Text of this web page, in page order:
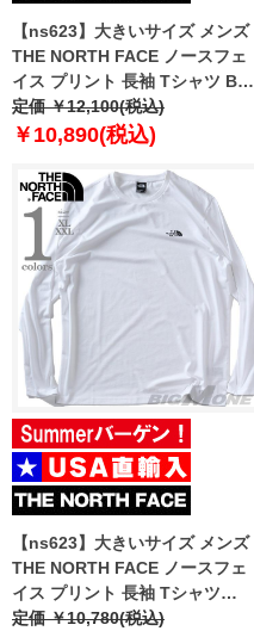
【ns623】大きいサイズ メンズ
THE NORTH FACE ノースフェ
イス プリント 長袖 Tシャツ BOX
NSE TEE USA直輸入 nf0a87nn-
fn4
定価 ￥12,100(税込)
￥10,890(税込)
【ns623】大きいサイズ メンズ
THE NORTH FACE ノースフェ
イス プリント 長袖 Tシャツ
SIMPLE DOME TEE USA直輸入
定価 ￥10,780(税込)